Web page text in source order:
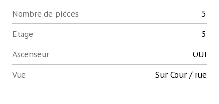
Nombre de pièces
5
Etage
5
Ascenseur
OUI
Vue
Sur Cour / rue